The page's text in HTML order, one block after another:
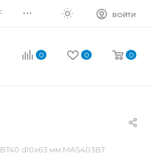
... ВОЙТИ
0 0 0
d10x63 мм MAS403BT